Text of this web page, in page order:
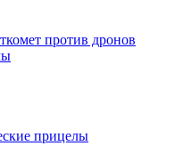
против дронов
прицелы